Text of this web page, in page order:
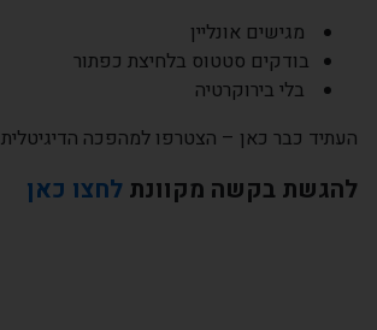
מגישים אונליין
בודקים סטטוס בלחיצת כפתור
בלי בירוקרטיה
העתיד כבר כאן – הצטרפו למהפכה הדיגיטלית
להגשת בקשה מקוונת לחצו כאן